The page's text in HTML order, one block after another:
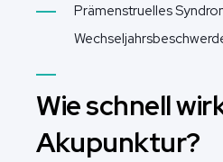
Prämenstruelles
Wie schnell
Akupunktur?